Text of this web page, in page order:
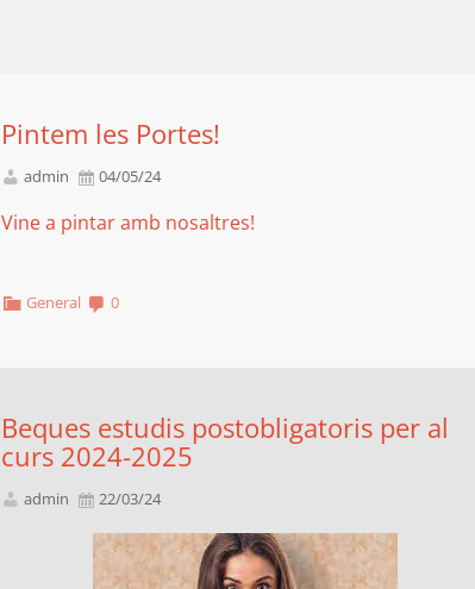
Pintem les Portes!
admin 04/05/24
Vine a pintar amb nosaltres!
General 0
Beques estudis postobligatoris per al
curs 2024-2025
admin 22/03/24